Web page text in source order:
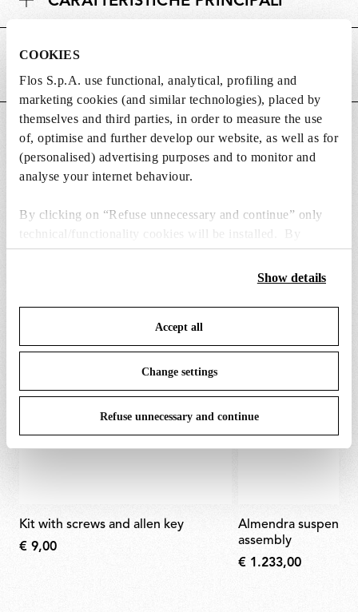
COOKIES
Flos S.p.A. use functional, analytical, profiling and
marketing cookies (and similar technologies), placed by
themselves and third parties, in order to measure the use
of, optimise and further develop our website, as well as for
(personalised) advertising purposes and to monitor and
analyse your internet behaviour.
By clicking on “Refuse unnecessary and continue” only
technical/functionality cookies will be installed. By
clicking on “Accept all” you consent to the use of all the
cookies. By clicking on “Change settings” you can accept
save your choices. You can modify your options anytime.
To know more refer to ourCookie Policy
Show details
Accept all
Change settings
Refuse unnecessary and continue
s
n
i
ALIMENTAZIONE E REGOLAZIONE
LUMINOSA
DOWNLOADS
RICAMBI E ACCESSORI
kit with screws and allen key
€ 9,00
almendra suspension bay blue body
assembly
€ 1.233,00